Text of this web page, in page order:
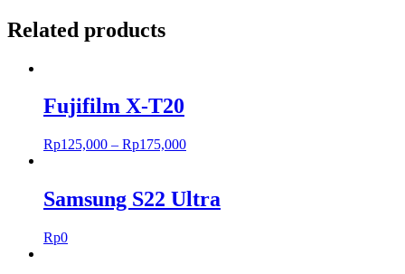
Related products
Fujifilm X-T20
Rp125,000 – Rp175,000
Samsung S22 Ultra
Rp0